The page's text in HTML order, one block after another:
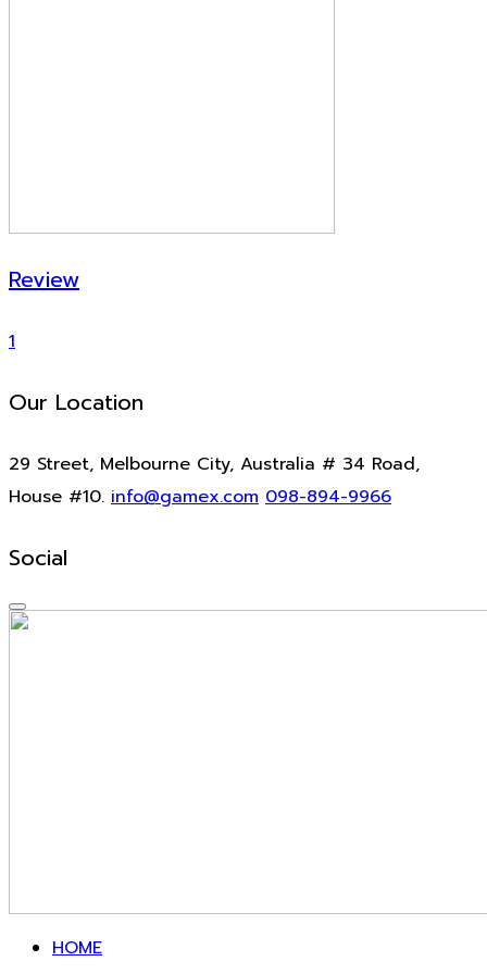
Review
1
Our Location
29 Street, Melbourne City, Australia # 34 Road,
House #10. info@gamex.com 098-894-9966
Social
HOME